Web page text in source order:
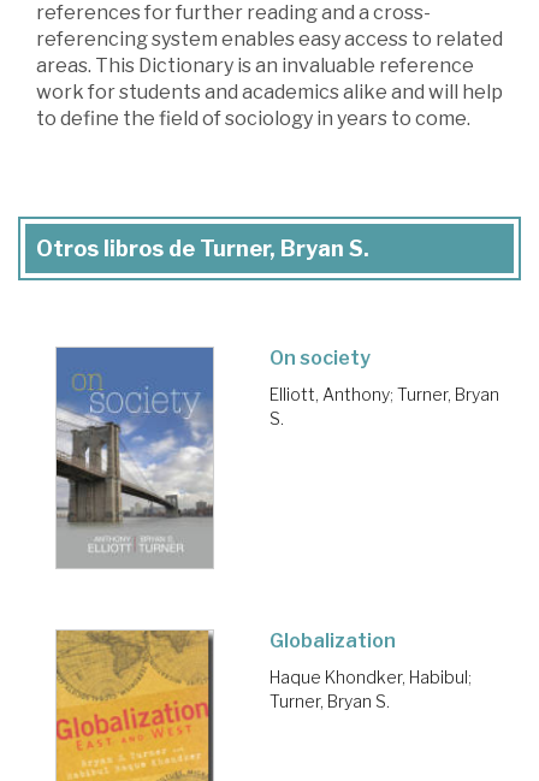
references for further reading and a cross-
referencing system enables easy access to related
areas. This Dictionary is an invaluable reference
work for students and academics alike and will help
to define the field of sociology in years to come.
Otros libros de Turner, Bryan S.
On society
Elliott, Anthony; Turner, Bryan
S.
Globalization
Haque Khondker, Habibul;
Turner, Bryan S.